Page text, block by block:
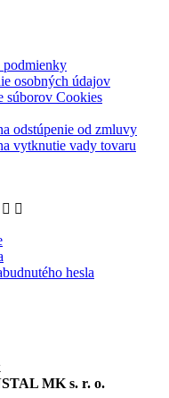
podmienky
osobných údajov
súborov Cookies
odstúpenie od zmluvy
vytknutie vady tovaru
 
hesla
MK s. r. o.